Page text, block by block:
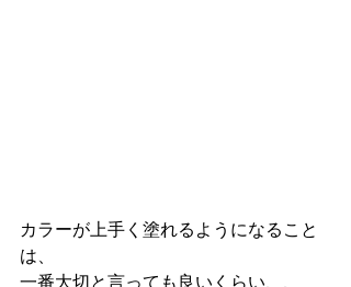
カラーが上手く塗れるようになること
は、
一番大切と言っても良いくらい、、